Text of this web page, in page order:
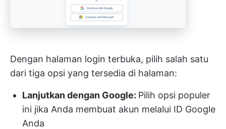
Dengan halaman login terbuka, pilih salah satu
dari tiga opsi yang tersedia di halaman:
Lanjutkan dengan Google: Pilih opsi populer
ini jika Anda membuat akun melalui ID Google
Anda